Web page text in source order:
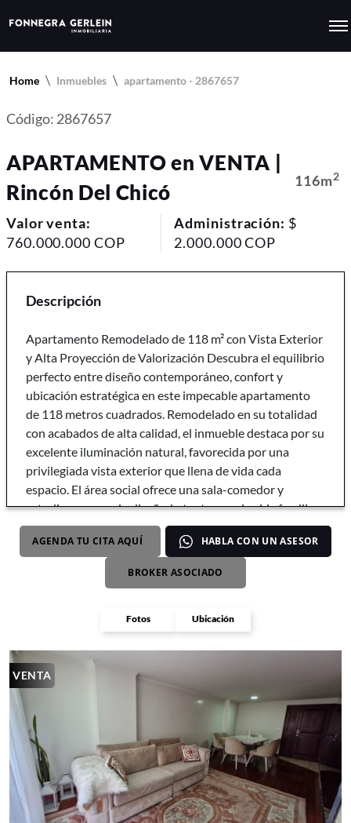
Home Inmuebles apartamento - 2867657
Fotos Ubicación
VENTA
Código: 2867657
APARTAMENTO en VENTA |
Rincón Del Chicó
116m2
Valor venta:
760.000.000 COP
Administración: $
2.000.000 COP
Descripción
Apartamento Remodelado de 118 m² con Vista Exterior
y Alta Proyección de Valorización Descubra el equilibrio
perfecto entre diseño contemporáneo, confort y
ubicación estratégica en este impecable apartamento
de 118 metros cuadrados. Remodelado en su totalidad
con acabados de alta calidad, el inmueble destaca por su
excelente iluminación natural, favorecida por una
privilegiada vista exterior que llena de vida cada
espacio. El área social ofrece una sala-comedor y
estudio, un espacio diseñado tanto para la vida familiar
como para recibir invitados con total comodidad.cuenta
con cocina clásica amplia, equipada para satisfacer los
gustos más exigentes. Cuenta además con una zona de
lavandería semi independiente, lo que garantiza orden,
cuarto y baño de servicio. La zona de descanso está
habitaciones y dos baños completos, modernizados con
un diseño elegante y funcional. Cuenta con baño social.
Pensando en su conveniencia y almacenamiento, el
apartamento incluye dos parqueaderos cubiertos (con
servidumbre). El edificio garantiza la máxima
tranquilidad de sus residentes mediante un esquema de
vigilancia privada y control de acceso 24/7. Situado en
un sector de alta demanda, el inmueble cuenta con
múltiples vías de acceso que facilitan la movilidad hacia
AGENDA TU CITA AQUÍ HABLA CON UN ASESOR
BROKER ASOCIADO